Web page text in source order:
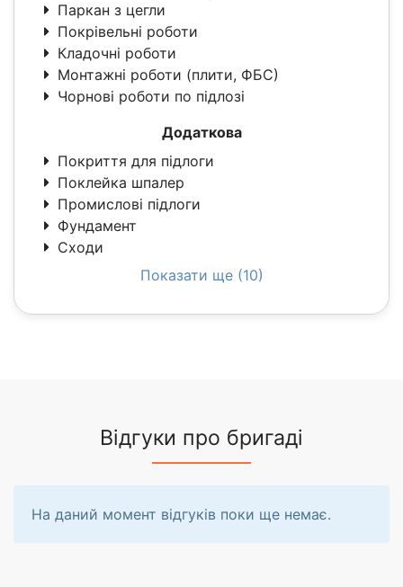
Паркан з цегли
Покрівельні роботи
Кладочні роботи
Монтажні роботи (плити, ФБС)
Чорнові роботи по підлозі
Додаткова
Покриття для підлоги
Поклейка шпалер
Промислові підлоги
Фундамент
Сходи
Показати ще (10)
Відгуки про бригаді
На даний момент відгуків поки ще немає.